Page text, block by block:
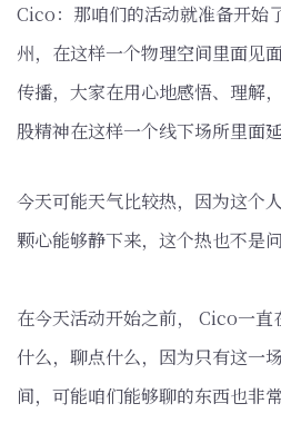
Cico：那咱们的活动就准备开始
州，在这样一个物理空间里面见
传播，大家在用心地感悟、理解
股精神在这样一个线下场所里面
今天可能天气比较热，因为这个
颗心能够静下来，这个热也不是问
在今天活动开始之前， Cico一直
什么，聊点什么，因为只有这一
间，可能咱们能够聊的东西也非常